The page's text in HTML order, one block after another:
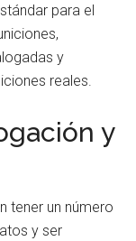
para el
y
reales.
y
tener un número
y ser